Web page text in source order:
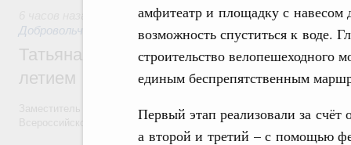
амфитеатр и площадку с навесом
возможность спуститься к воде.
строительство
единым беспрепятственным
Первый этап реализовали за
а второй и третий – с помощью
Социальные инновации. Некоммерческие
Добровольчество и волонтёрство. Благотворительность
Татьяна Голикова поздравила
летием
Заместитель Председателя Правительства Татьяна Голикова
Всероссийского общественного движения «Волонтёры-медики» с